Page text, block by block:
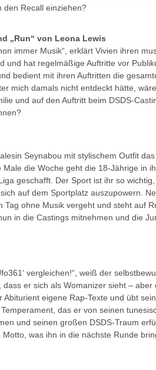
den Recall einziehen?
„Run“ von Leona Lewis
immer Musik“, erklärt Vivien ihren
und hat regelmäßige Auftritte vor
bedient mit ihren Auftritten die
mich damals nicht entdeckt hätte,
und auf den Auftritt beim DSDS-
Seynabou mit stylischem Outfit das
die Woche geht die 18-Jährige in
geschafft. Der Sport ist ihr so
auf dem Sportplatz auszupowern.
ohne Musik vergeht und steht auf
in die Castings mitnehmen und die
vergleichen!“, weiß der
er sich als Womanizer sieht – aber
eigene Rap-Texte und übt
das er von seinen
und seinen großen DSDS-Traum
was ihn in die nächste Runde